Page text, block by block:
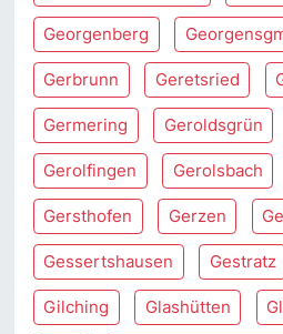
Georgenberg
Gerbrunn Geretsried
Germering Geroldsgrün
Gerolfingen Gerolsbach
Gersthofen Gerzen
Gessertshausen Gestratz
Gilching Glashütten